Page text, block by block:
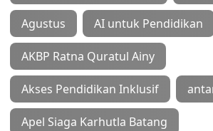
Agustus AI untuk Pendidikan
AKBP Ratna Quratul Ainy
Akses Pendidikan Inklusif
Apel Siaga Karhutla Batang